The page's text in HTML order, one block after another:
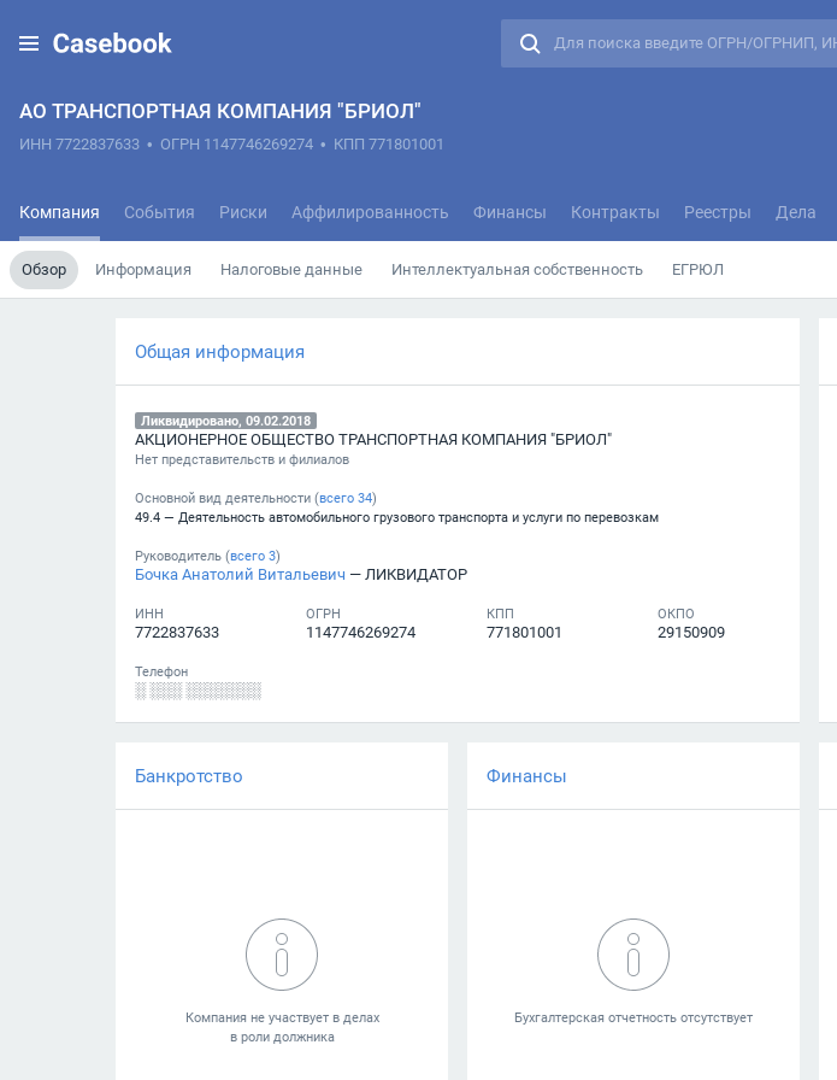
АО ТРАНСПОРТНАЯ КОМПАНИЯ "БРИОЛ"
ИНН 7722837633 • ОГРН 1147746269274 • КПП 771801001
Компания События Риски Аффилированность Финансы Контракты Реестры Дела
Обзор Информация Налоговые данные Интеллектуальная собственность ЕГРЮЛ
Общая информация
Ликвидировано, 09.02.2018
АКЦИОНЕРНОЕ ОБЩЕСТВО ТРАНСПОРТНАЯ КОМПАНИЯ "БРИОЛ"
Нет представительств и филиалов
Основной вид деятельности (всего 34)
49.4 — Деятельность автомобильного грузового транспорта и услуги по перевозкам
Руководитель (всего 3)
Бочка Анатолий Витальевич — ЛИКВИДАТОР
ИНН
7722837633
ОГРН
1147746269274
КПП
771801001
ОКПО
29150909
Телефон
░ ░░░ ░░░░░░░
Банкротство Финансы